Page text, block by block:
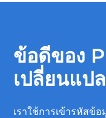
ข้อดีของ
เปลี่ยนแป
เราใช้การเข้ารหัสข้